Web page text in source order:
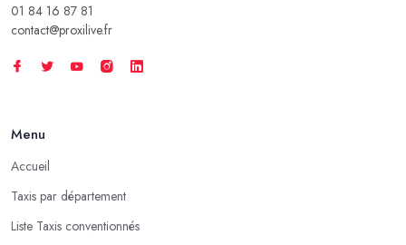
01 84 16 87 81
contact@proxilive.fr
Menu
Accueil
Taxis par département
Liste Taxis conventionnés